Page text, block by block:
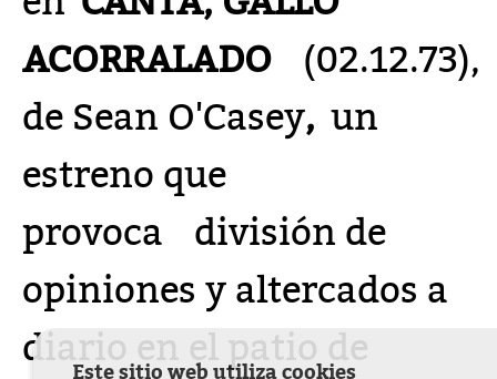
ACORRALADO
(02.12.73),
de Sean O'Casey, un
estreno que
provoca división de
opiniones y altercados a
diario en el patio de
Este sitio web utiliza cookies